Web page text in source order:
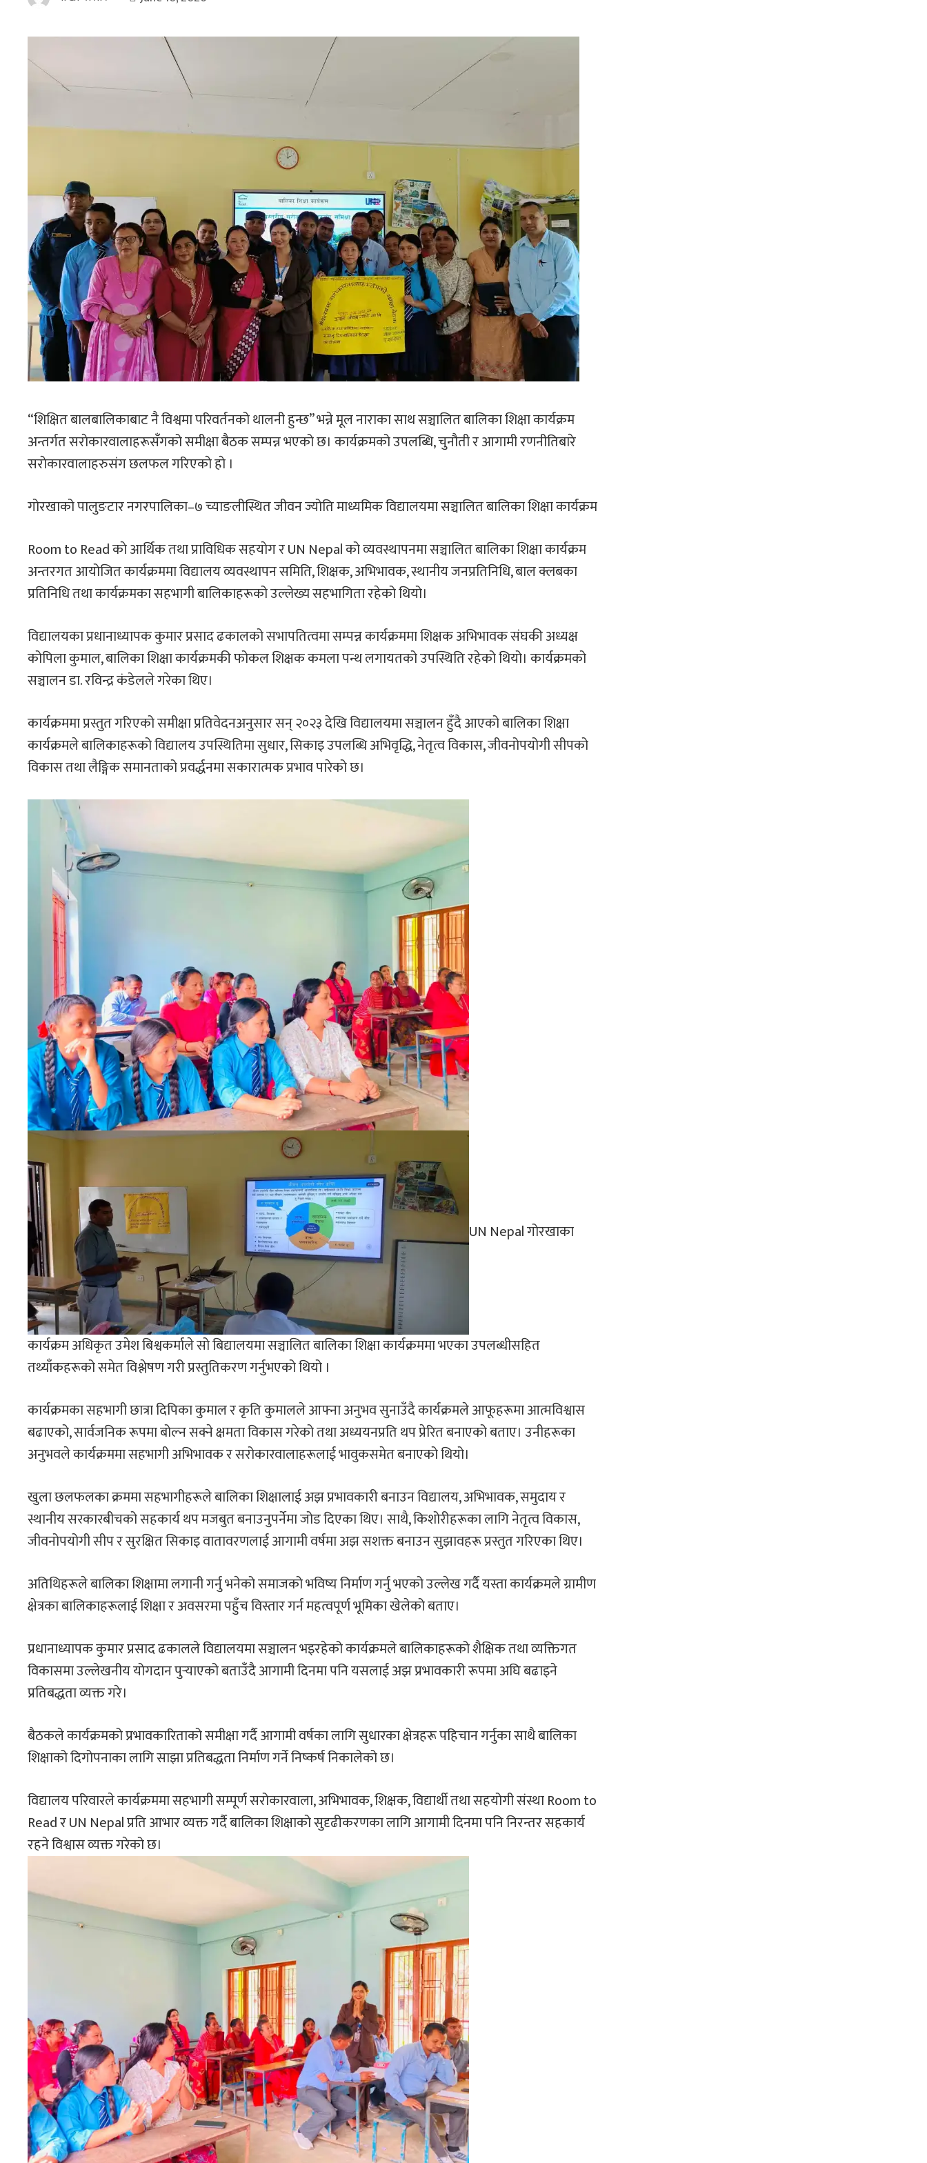
“शिक्षित बालबालिकाबाट नै विश्वमा परिवर्तनको थालनी हुन्छ” भन्ने मूल नाराका साथ सञ्चालित बालिका शिक्षा कार्यक्रम
अन्तर्गत सराेकारवालाहरूसँगको समीक्षा बैठक सम्पन्न भएको छ। कार्यक्रमको उपलब्धि, चुनौती र आगामी रणनीतिबारे
सराेकारवालाहरुसंग छलफल गरिएकाे हाे ।
गोरखाको पालुङटार नगरपालिका–७ च्याङलीस्थित जीवन ज्योति माध्यमिक विद्यालयमा सञ्चालित बालिका शिक्षा कार्यक्रम
Room to Read काे आर्थिक तथा प्राविधिक सहयाेग र UN Nepal को व्यवस्थापनमा सञ्चालित बालिका शिक्षा कार्यक्रम
अन्तरगत आयोजित कार्यक्रममा विद्यालय व्यवस्थापन समिति, शिक्षक, अभिभावक, स्थानीय जनप्रतिनिधि, बाल क्लबका
प्रतिनिधि तथा कार्यक्रमका सहभागी बालिकाहरूको उल्लेख्य सहभागिता रहेको थियो।
विद्यालयका प्रधानाध्यापक कुमार प्रसाद ढकालको सभापतित्वमा सम्पन्न कार्यक्रममा शिक्षक अभिभावक संघकी अध्यक्ष
कोपिला कुमाल, बालिका शिक्षा कार्यक्रमकी फोकल शिक्षक कमला पन्थ लगायतको उपस्थिति रहेको थियो। कार्यक्रमको
सञ्चालन डा. रविन्द्र कंडेलले गरेका थिए।
कार्यक्रममा प्रस्तुत गरिएको समीक्षा प्रतिवेदनअनुसार सन् २०२३ देखि विद्यालयमा सञ्चालन हुँदै आएको बालिका शिक्षा
कार्यक्रमले बालिकाहरूको विद्यालय उपस्थितिमा सुधार, सिकाइ उपलब्धि अभिवृद्धि, नेतृत्व विकास, जीवनोपयोगी सीपको
विकास तथा लैङ्गिक समानताको प्रवर्द्धनमा सकारात्मक प्रभाव पारेको छ।
UN Nepal गोरखाका
कार्यक्रम अधिकृत उमेश बिश्वकर्माले सो बिद्यालयमा सञ्चालित बालिका शिक्षा कार्यक्रममा भएका उपलब्धीसहित
तथ्याँकहरूको समेत विश्लेषण गरी प्रस्तुतिकरण गर्नुभएको थियो ।
कार्यक्रमका सहभागी छात्रा दिपिका कुमाल र कृति कुमालले आफ्ना अनुभव सुनाउँदै कार्यक्रमले आफूहरूमा आत्मविश्वास
बढाएको, सार्वजनिक रूपमा बोल्न सक्ने क्षमता विकास गरेको तथा अध्ययनप्रति थप प्रेरित बनाएको बताए। उनीहरूका
अनुभवले कार्यक्रममा सहभागी अभिभावक र सरोकारवालाहरूलाई भावुकसमेत बनाएको थियो।
खुला छलफलका क्रममा सहभागीहरूले बालिका शिक्षालाई अझ प्रभावकारी बनाउन विद्यालय, अभिभावक, समुदाय र
स्थानीय सरकारबीचको सहकार्य थप मजबुत बनाउनुपर्नेमा जोड दिएका थिए। साथै, किशोरीहरूका लागि नेतृत्व विकास,
जीवनोपयोगी सीप र सुरक्षित सिकाइ वातावरणलाई आगामी वर्षमा अझ सशक्त बनाउन सुझावहरू प्रस्तुत गरिएका थिए।
अतिथिहरूले बालिका शिक्षामा लगानी गर्नु भनेको समाजको भविष्य निर्माण गर्नु भएको उल्लेख गर्दै यस्ता कार्यक्रमले ग्रामीण
क्षेत्रका बालिकाहरूलाई शिक्षा र अवसरमा पहुँच विस्तार गर्न महत्वपूर्ण भूमिका खेलेको बताए।
प्रधानाध्यापक कुमार प्रसाद ढकालले विद्यालयमा सञ्चालन भइरहेको कार्यक्रमले बालिकाहरूको शैक्षिक तथा व्यक्तिगत
विकासमा उल्लेखनीय योगदान पुर्‍याएको बताउँदै आगामी दिनमा पनि यसलाई अझ प्रभावकारी रूपमा अघि बढाइने
प्रतिबद्धता व्यक्त गरे।
बैठकले कार्यक्रमको प्रभावकारिताको समीक्षा गर्दै आगामी वर्षका लागि सुधारका क्षेत्रहरू पहिचान गर्नुका साथै बालिका
शिक्षाको दिगोपनाका लागि साझा प्रतिबद्धता निर्माण गर्ने निष्कर्ष निकालेको छ।
विद्यालय परिवारले कार्यक्रममा सहभागी सम्पूर्ण सरोकारवाला, अभिभावक, शिक्षक, विद्यार्थी तथा सहयोगी संस्था Room to
Read र UN Nepal प्रति आभार व्यक्त गर्दै बालिका शिक्षाको सुदृढीकरणका लागि आगामी दिनमा पनि निरन्तर सहकार्य
रहने विश्वास व्यक्त गरेको छ।